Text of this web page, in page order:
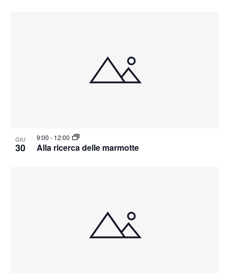
GIU
30 Alla ricerca delle marmotte
9:00 - 12:00